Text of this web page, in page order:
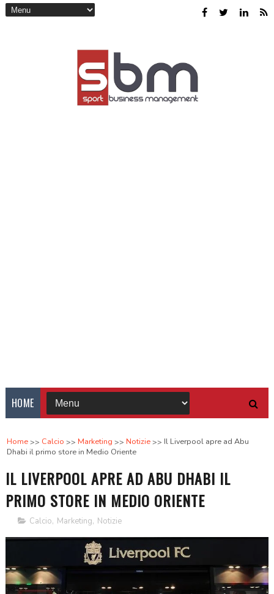
HOME
Home Calcio Marketing Notizie
Il Liverpool apre ad Abu
Dhabi il primo store in Medio Oriente
IL LIVERPOOL APRE AD ABU DHABI IL
PRIMO STORE IN MEDIO ORIENTE
Calcio, Marketing, Notizie